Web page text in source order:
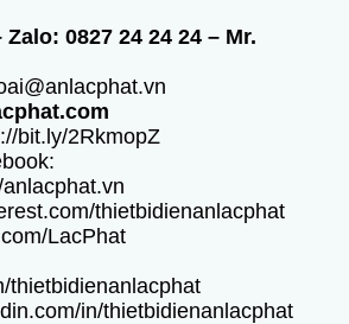
0827 24 24 24 – Mr.
bit.ly/2RkmopZ
thietbidienanlacphat
LacPhat
thietbidienanlacphat
in/thietbidienanlacphat